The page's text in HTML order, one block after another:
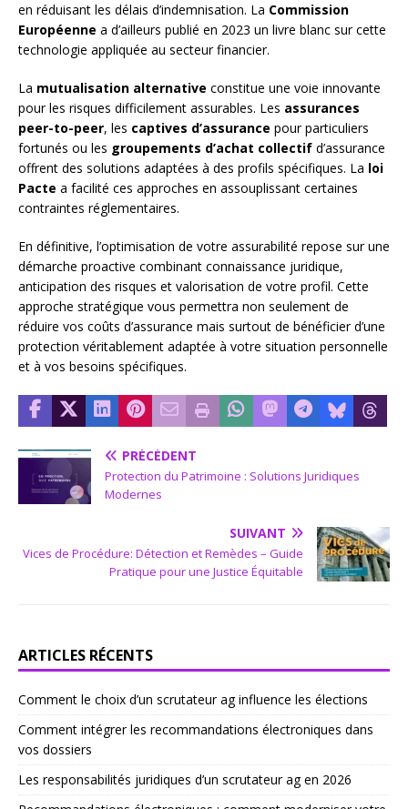
en réduisant les délais d’indemnisation. La Commission
Européenne a d’ailleurs publié en 2023 un livre blanc sur cette
technologie appliquée au secteur financier.
La mutualisation alternative constitue une voie innovante
pour les risques difficilement assurables. Les assurances
peer-to-peer, les captives d’assurance pour particuliers
fortunés ou les groupements d’achat collectif d’assurance
offrent des solutions adaptées à des profils spécifiques. La loi
Pacte a facilité ces approches en assouplissant certaines
contraintes réglementaires.
En définitive, l’optimisation de votre assurabilité repose sur une
démarche proactive combinant connaissance juridique,
anticipation des risques et valorisation de votre profil. Cette
approche stratégique vous permettra non seulement de
réduire vos coûts d’assurance mais surtout de bénéficier d’une
protection véritablement adaptée à votre situation personnelle
et à vos besoins spécifiques.
PRÉCÉDENT
Protection du Patrimoine : Solutions Juridiques
Modernes
SUIVANT
Vices de Procédure: Détection et Remèdes – Guide
Pratique pour une Justice Équitable
ARTICLES RÉCENTS
Comment le choix d’un scrutateur ag influence les élections
Comment intégrer les recommandations électroniques dans
vos dossiers
Les responsabilités juridiques d’un scrutateur ag en 2026